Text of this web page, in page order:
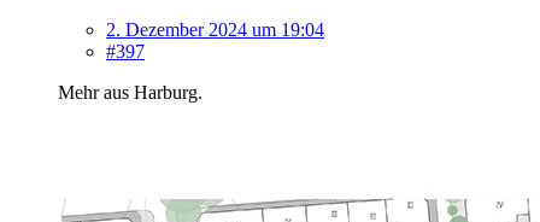
2. Dezember 2024 um 19:04
#397
Mehr aus Harburg.